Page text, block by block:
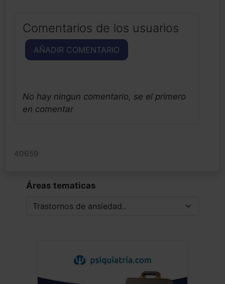
Comentarios de los usuarios
AÑADIR COMENTARIO
No hay ningun comentario, se el primero
en comentar
40659
Áreas tematicas